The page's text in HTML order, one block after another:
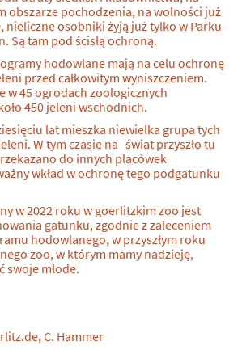
obszarze pochodzenia, na wolności już
nieliczne osobniki żyją już tylko w Parku
Są tam pod ścisłą ochroną.
hodowlane mają na celu ochronę
przed całkowitym wyniszczeniem.
w 45 ogrodach zoologicznych
450 jeleni wschodnich.
lat mieszka niewielka grupa tych
W tym czasie na świat przyszło tu
do innych placówek
wkład w ochronę tego podgatunku
w 2022 roku w goerlitzkim zoo jest
gatunku, zgodnie z zaleceniem
hodowlanego, w przyszłym roku
zoo, w którym mamy nadzieję,
swoje młode.
C. Hammer